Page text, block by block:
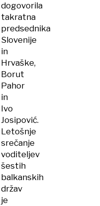
dogovorila
takratna
predsednika
Slovenije
in
Hrvaške,
Borut
Pahor
in
Ivo
Josipović.
Letošnje
srečanje
voditeljev
šestih
balkanskih
držav
je